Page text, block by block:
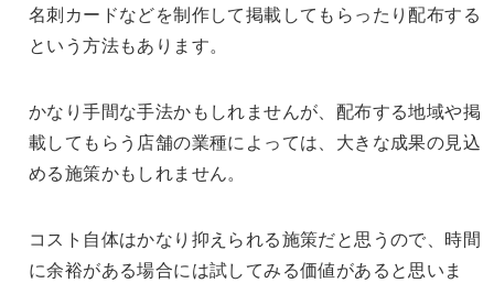
名刺カードなどを制作して掲載してもらったり配布する
という方法もあります。
かなり手間な手法かもしれませんが、配布する地域や掲
載してもらう店舗の業種によっては、大きな成果の見込
める施策かもしれません。
コスト自体はかなり抑えられる施策だと思うので、時間
に余裕がある場合には試してみる価値があると思いま